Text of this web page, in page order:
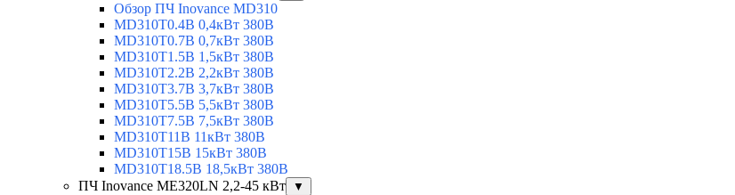
Обзор ПЧ Inovance MD310
MD310T0.4B 0,4кВт 380В
MD310T0.7B 0,7кВт 380В
MD310T1.5B 1,5кВт 380В
MD310T2.2B 2,2кВт 380В
MD310T3.7B 3,7кВт 380В
MD310T5.5B 5,5кВт 380В
MD310T7.5B 7,5кВт 380В
MD310T11B 11кВт 380В
MD310T15B 15кВт 380В
MD310T18.5B 18,5кВт 380В
ПЧ Inovance ME320LN 2,2-45 кВт
▼